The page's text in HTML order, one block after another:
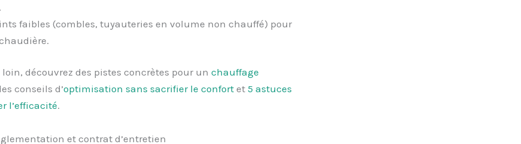
faibles (combles, tuyauteries en volume non chauffé) pour
découvrez des pistes concrètes pour un chauffage
conseils d’optimisation sans sacrifier le confortet 5 astuces
l’efficacité.
et contrat d’entretien